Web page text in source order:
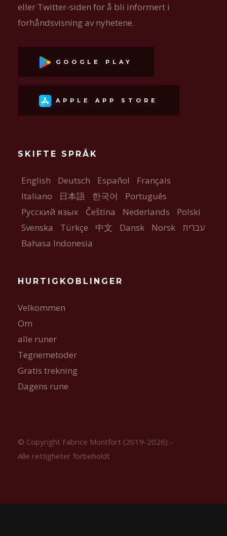
eller Twitter-siden for å bli informert i
forhåndsvisning av nyhetene.
GOOGLE PLAY
APPLE APP STORE
SKIFTE SPRÅK
English Deutsch Español
Français
Italiano
日本語 한국어
Português
Русский язык
Čeština Nederlands
Polski
Svenska
Türkçe 中文 Dansk Norsk
עברית
Bahasa Indonesia
HURTIGKOBLINGER
Velkommen
Om
alle runer
Tegnemetoder
Gratis trekning
Dagens rune
© Copyright Fabrice Montfort (2019-2026) -
Alle rettigheter forbeholdt